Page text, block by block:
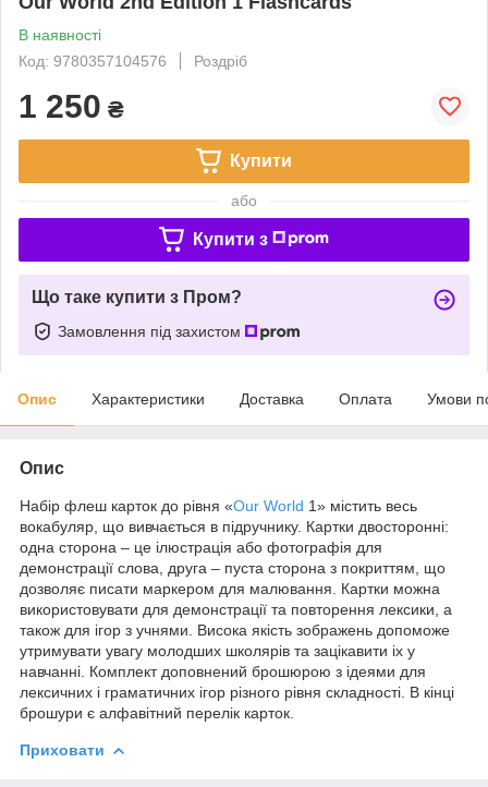
В наявності
Код: 9780357104576
Роздріб
1 250 ₴
Купити
або
Купити з
Що таке купити з Пром?
Замовлення під захистом
Опис Характеристики Доставка Оплата Умови
Опис
Набір флеш карток до рівня «Our World 1» містить весь
вокабуляр, що вивчається в підручнику. Картки двосторонні:
одна сторона – це ілюстрація або фотографія для
демонстрації слова, друга – пуста сторона з покриттям, що
дозволяє писати маркером для малювання. Картки можна
використовувати для демонстрації та повторення лексики, а
також для ігор з учнями. Висока якість зображень допоможе
утримувати увагу молодших школярів та зацікавити іх у
навчанні. Комплект доповнений брошюрою з ідеями для
лексичних і граматичних ігор різного рівня складності. В кінці
брошури є алфавітний перелік карток.
Приховати